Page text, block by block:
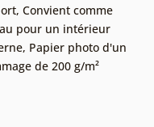
, Convient comme
pour un intérieur
, Papier photo d'un
de 200 g/m²